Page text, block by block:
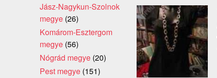
Jász-Nagykun-Szolnok
megye (26)
Komárom-Esztergom
megye (56)
Nógrád megye (20)
Pest megye (151)